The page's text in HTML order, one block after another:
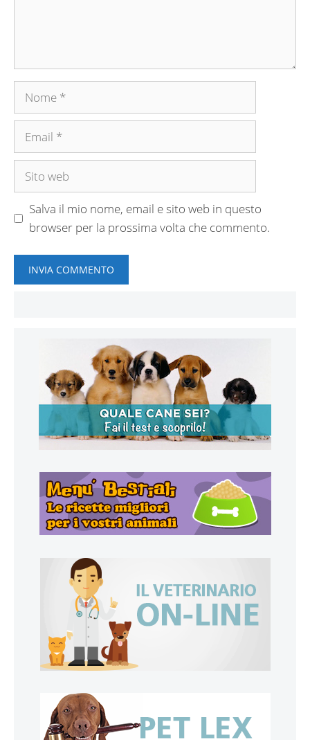
Nome
Email
Sito
Salva il mio nome, email e sito web in questo
browser per la prossima volta che commento.